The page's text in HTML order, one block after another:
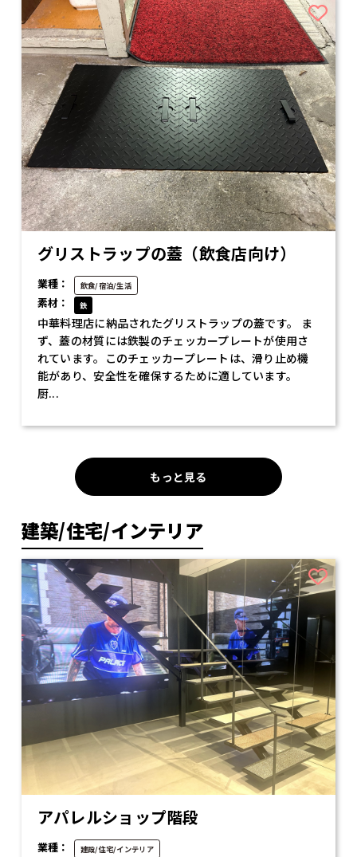
グリストラップの蓋（飲食店向け）
業種： 飲食/宿泊/生活
素材： 鉄
中華料理店に納品されたグリストラップの蓋です。 ま
ず、蓋の材質には鉄製のチェッカープレートが使用さ
れています。このチェッカープレートは、滑り止め機
能があり、安全性を確保するために適しています。
厨...
もっと見る
建築/住宅/インテリア
アパレルショップ階段
業種： 建設/住宅/インテリア